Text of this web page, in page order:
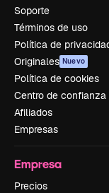
Soporte
Términos de uso
Política de
Originales Nuevo
Política de cookies
Centro de confianza
Afiliados
Empresas
Empresa
Precios